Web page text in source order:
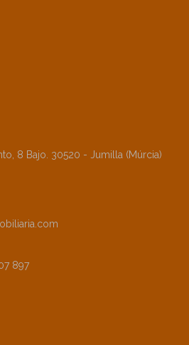
8 Bajo. 30520 - Jumilla (Múrcia)
897